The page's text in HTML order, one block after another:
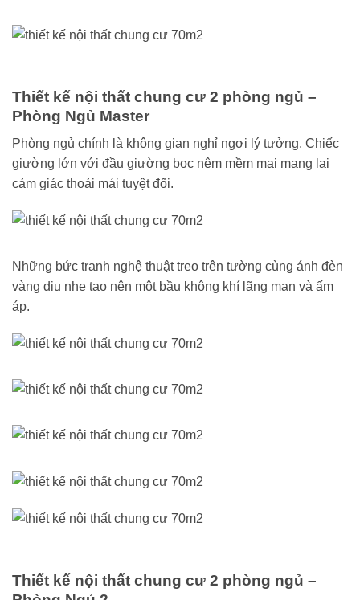
Thiết kế nội thất chung cư 2 phòng ngủ –
Phòng Ngủ Master
Phòng ngủ chính là không gian nghỉ ngơi lý tưởng. Chiếc
giường lớn với đầu giường bọc nệm mềm mại mang lại
cảm giác thoải mái tuyệt đối.
Những bức tranh nghệ thuật treo trên tường cùng ánh đèn
vàng dịu nhẹ tạo nên một bầu không khí lãng mạn và ấm
áp.
Thiết kế nội thất chung cư 2 phòng ngủ –